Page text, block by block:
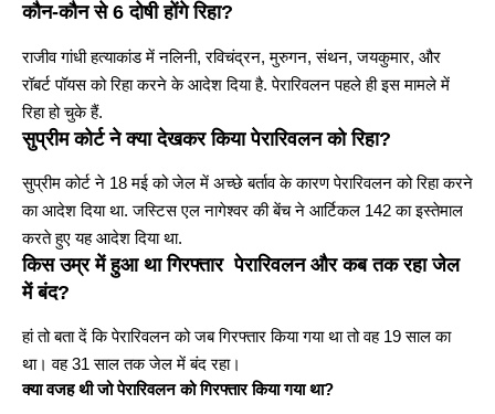
कौन-कौन से 6 दोषी होंगे रिहा?
राजीव गांधी हत्याकांड में नलिनी, रविचंद्रन, मुरुगन, संथन, जयकुमार, और
रॉबर्ट पॉयस को रिहा करने के आदेश दिया है. पेरारिवलन पहले ही इस मामले में
रिहा हो चुके हैं.
सुप्रीम कोर्ट ने क्या देखकर किया पेरारिवलन को रिहा?
सुप्रीम कोर्ट ने 18 मई को जेल में अच्छे बर्ताव के कारण पेरारिवलन को रिहा करने
का आदेश दिया था. जस्टिस एल नागेश्वर की बेंच ने आर्टिकल 142 का इस्तेमाल
करते हुए यह आदेश दिया था.
किस उम्र में हुआ था गिरफ्तार पेरारिवलन और कब तक रहा जेल
में बंद?
हां तो बता दें कि पेरारिवलन को जब गिरफ्तार किया गया था तो वह 19 साल का
था। वह 31 साल तक जेल में बंद रहा।
क्या वजह थी जो पेरारिवलन को गिरफ्तार किया गया था?